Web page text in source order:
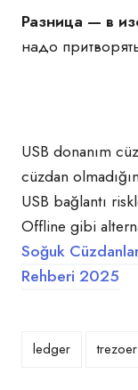
Разница — в
надо
USB donanım
cüzdan
USB bağlantı
Offline gibi
Soğuk
Rehberi 2025
ledger trezoer